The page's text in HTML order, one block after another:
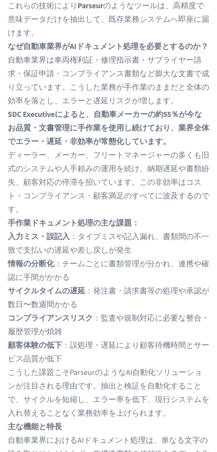
これらの技術により Parseurのようなツールは、高精度で
意味データだけを抽出して、既存業務システムへ即座に届
けます。
なぜ自動車業界がAIドキュメント処理を必要とするのか？
自動車業界は車両権利証・修理指示書・サプライヤー請
求・保証申請・コンプライアンス書類など膨大な文書で成
り立っています。こうした業務が手作業のままだと全体の
効率を落とし、エラーと遅延リスクが増します。
SDC Executiveによると、 自動車メーカーの約55％が今な
お品質・文書管理に手作業を使用し続けており、業界全体
でエラー・遅延・非効率が常態化しています。
ディーラー、メーカー、フリートマネージャーの多くも旧
式のシステムや人手頼みの運用を続け、納期遅延や書類紛
失、顧客対応の停滞を招いています。この非効率はコス
ト・コンプライアンス・顧客満足のすべてに波及するので
す。
手作業ドキュメント処理の主な課題：
入力ミス・誤記入：タイプミスや記入漏れ、書類間の不一
致で支払いの遅延や差し戻しが発生
情報の分断化：チームごとに書類管理が分かれ、連携や確
認に手間がかかる
サイクルタイムの遅延 ：発注書・請求書等の処理や承認が
数日〜数週間かかる
コンプライアンスリスク ：監査や規制対応に必要な整合・
履歴管理が煩雑
顧客体験の低下 ：誤処理・遅延により顧客待機時間とサー
ビス品質が低下
こうした課題こそParseurのようなAI自動化ソリューショ
ンが注目される理由です。抽出と検証を自動化すること
で、サイクルを短縮し、エラー率を低下、現行システムを
入れ替えることなく業務効率を上げられます。
主な機能と特長
自動車業界におけるAIドキュメント処理は、単なる文字の